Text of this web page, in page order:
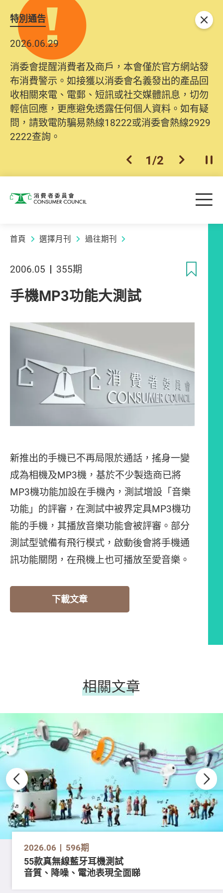
特別通告
2026.06.29
消委會提醒消費者及商戶，本會僅於官方網站發
布消費警示。如接獲以消委會名義發出的產品回
收相關來電、電郵、短訊或社交媒體訊息，切勿
輕信回應，更應避免透露任何個人資料。如有疑
問，請致電防騙易熱線18222或消委會熱線2929
2222查詢。
上一個
1/2 下一個開
關閉
消費者委員會 目
首頁 選擇月刊 過往期刊
2006.05 355期
手機MP3功能大測試
新推出的手機已不再局限於通話，搖身一變
成為相機及MP3機，基於不少製造商已將
MP3機功能加設在手機內，測試增設「音樂
功能」的評審，在測試中被界定具MP3機功
能的手機，其播放音樂功能會被評審。部分
測試型號備有飛行模式，啟動後會將手機通
訊功能關閉，在飛機上也可播放至愛音樂。
下載文章
相關文章
2026.06 596期
55款真無線藍牙耳機測試
音質、降噪、電池表現全面睇